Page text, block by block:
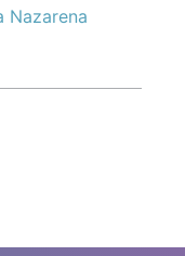
Nazarena